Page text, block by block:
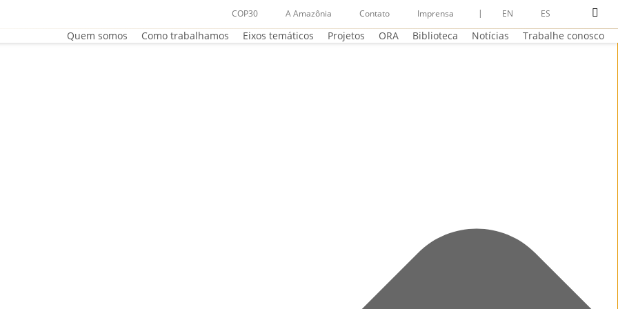
COP30 A Amazônia Contato Imprensa EN ES
Quem somos Como trabalhamos Eixos temáticos Projetos ORA Biblioteca Notícias Trabalhe conosco
Menu